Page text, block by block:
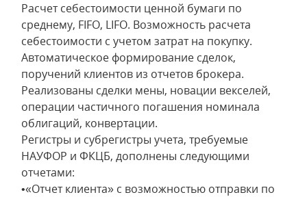
Расчет себестоимости ценной бумаги по
среднему, FIFO, LIFO. Возможность расчета
себестоимости с учетом затрат на покупку.
Автоматическое формирование сделок,
поручений клиентов из отчетов брокера.
Реализованы сделки мены, новации векселей,
операции частичного погашения номинала
облигаций, конвертации.
Регистры и субрегистры учета, требуемые
НАУФОР и ФКЦБ, дополнены следующими
отчетами:
•«Отчет клиента» с возможностью отправки по